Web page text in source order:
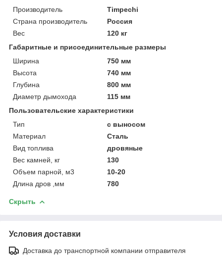
Производитель
Timpechi
Страна производитель
Россия
Вес
120 кг
Габаритные и присоединительные размеры
Ширина
750 мм
Высота
740 мм
Глубина
800 мм
Диаметр дымохода
115 мм
Пользовательские характеристики
Тип
с выносом
Материал
Сталь
Вид топлива
дровяные
Вес камней, кг
130
Объем парной, м3
10-20
Длина дров ,мм
780
Скрыть
Условия доставки
Доставка до транспортной компании отправителя